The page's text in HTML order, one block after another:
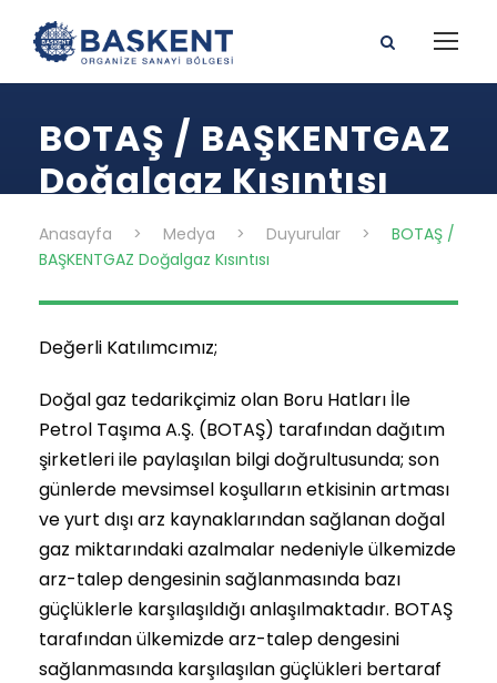
BOTAŞ / BAŞKENTGAZ
Doğalgaz Kısıntısı
Anasayfa > Medya > Duyurular >
BOTAŞ /
BAŞKENTGAZ Doğalgaz Kısıntısı
Değerli Katılımcımız;
Doğal gaz tedarikçimiz olan Boru Hatları İle
Petrol Taşıma A.Ş. (BOTAŞ) tarafından dağıtım
şirketleri ile paylaşılan bilgi doğrultusunda; son
günlerde mevsimsel koşulların etkisinin artması
ve yurt dışı arz kaynaklarından sağlanan doğal
gaz miktarındaki azalmalar nedeniyle ülkemizde
arz-talep dengesinin sağlanmasında bazı
güçlüklerle karşılaşıldığı anlaşılmaktadır. BOTAŞ
tarafından ülkemizde arz-talep dengesini
sağlanmasında karşılaşılan güçlükleri bertaraf